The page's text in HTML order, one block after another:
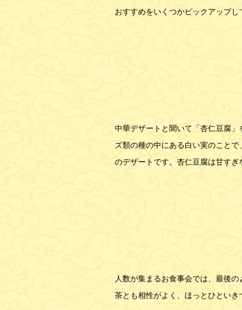
おすすめをいくつかピックアップし
中華デザートと聞いて「杏仁豆腐
ズ類の種の中にある白い実のこと
のデザートです。杏仁豆腐は甘す
人数が集まるお食事会では、最後
茶とも相性がよく、ほっとひとい